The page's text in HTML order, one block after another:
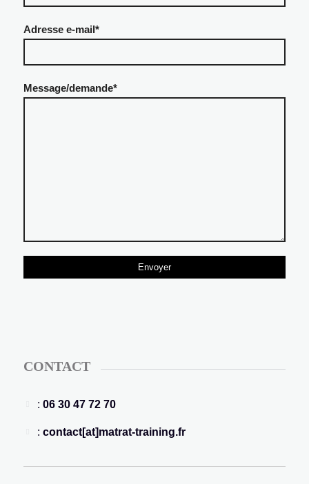
Adresse e-mail*
Message/demande*
CONTACT
: 06 30 47 72 70
: contact[at]matrat-training.fr